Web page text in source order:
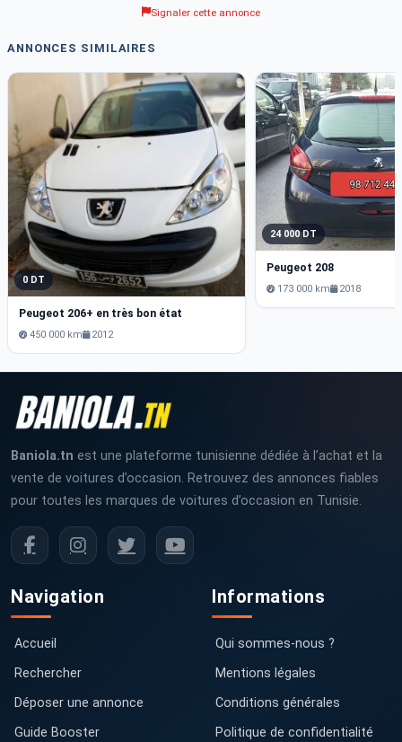
Signaler cette annonce
ANNONCES SIMILAIRES
0 DT
Peugeot 206+ en très bon état
450 000 km 2012
24 000 DT
Peugeot 208
173 000 km 2018
Baniola.tn est une plateforme tunisienne dédiée à l’achat et la
vente de voitures d’occasion. Retrouvez des annonces fiables
pour toutes les marques de voitures d’occasion en Tunisie.
Navigation
Accueil
Rechercher
Déposer une annonce
Guide Booster
Informations
Qui sommes-nous ?
Mentions légales
Conditions générales
Politique de confidentialité